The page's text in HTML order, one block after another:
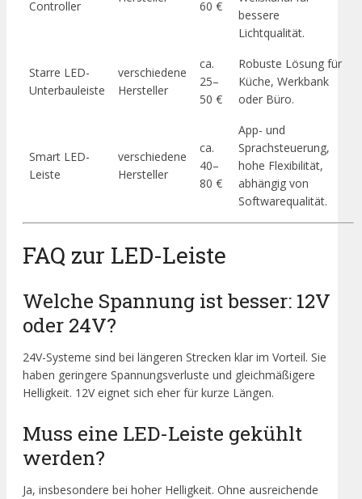
Controller
60 €
bessere
Lichtqualität.
Starre LED-
Unterbauleiste
verschiedene
Hersteller
ca.
25–
50 €
Robuste Lösung für
Küche, Werkbank
oder Büro.
Smart LED-
Leiste
verschiedene
Hersteller
ca.
40–
80 €
App- und
Sprachsteuerung,
hohe Flexibilität,
abhängig von
Softwarequalität.
FAQ zur LED-Leiste
Welche Spannung ist besser: 12V
oder 24V?
24V-Systeme sind bei längeren Strecken klar im Vorteil. Sie
haben geringere Spannungsverluste und gleichmäßigere
Helligkeit. 12V eignet sich eher für kurze Längen.
Muss eine LED-Leiste gekühlt
werden?
Ja, insbesondere bei hoher Helligkeit. Ohne ausreichende